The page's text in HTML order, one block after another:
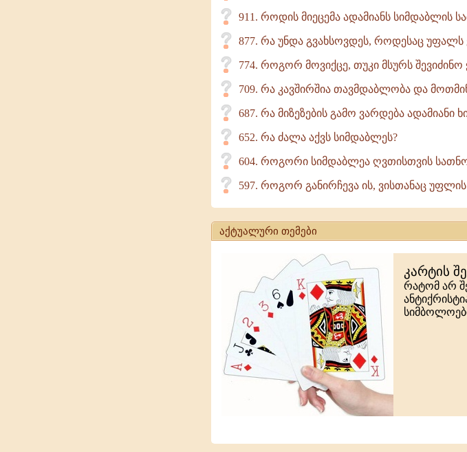
911. როდის მიეცემა ადამიანს სიმდაბლის
877. რა უნდა გვახსოვდეს, როდესაც
774. როგორ მოვიქცე, თუკი მსურს შევიძინო
709. რა კავშირშია თავმდაბლობა და
687. რა მიზეზების გამო ვარდება ადამიანი
652. რა ძალა აქვს სიმდაბლეს?
604. როგორი სიმდაბლეა ღვთისთვის
597. როგორ განირჩევა ის, ვისთანაც
აქტუალური თემები
კარტის
რატომ არ